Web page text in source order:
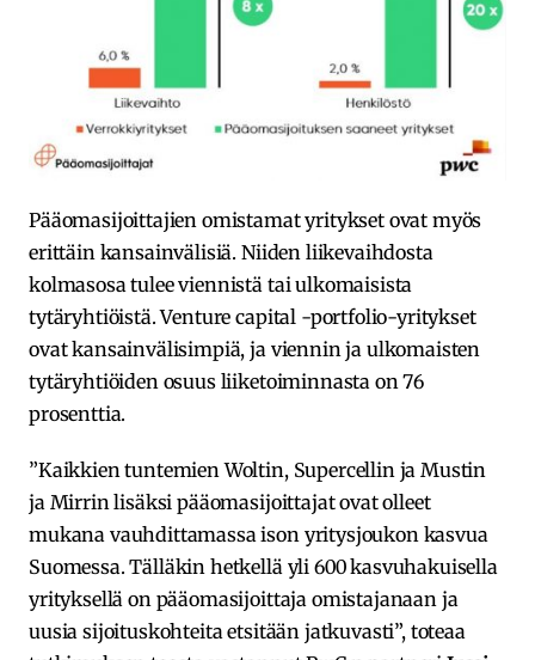
Pääomasijoittajien omistamat yritykset ovat myös
erittäin kansainvälisiä. Niiden liikevaihdosta
kolmasosa tulee viennistä tai ulkomaisista
tytäryhtiöistä. Venture capital -portfolio-yritykset
ovat kansainvälisimpiä, ja viennin ja ulkomaisten
tytäryhtiöiden osuus liiketoiminnasta on 76
prosenttia.
”Kaikkien tuntemien Woltin, Supercellin ja Mustin
ja Mirrin lisäksi pääomasijoittajat ovat olleet
mukana vauhdittamassa ison yritysjoukon kasvua
Suomessa. Tälläkin hetkellä yli 600 kasvuhakuisella
yrityksellä on pääomasijoittaja omistajanaan ja
uusia sijoituskohteita etsitään jatkuvasti”, toteaa